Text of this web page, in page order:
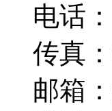
电话：
传真：
邮箱：